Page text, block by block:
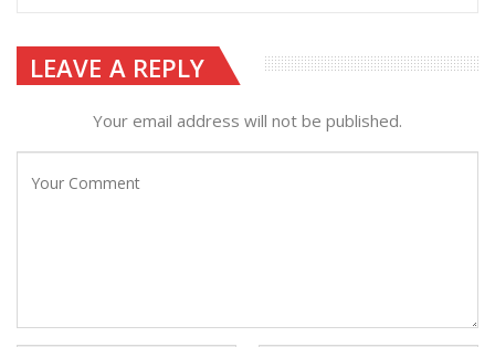
LEAVE A REPLY
Your email address will not be published.